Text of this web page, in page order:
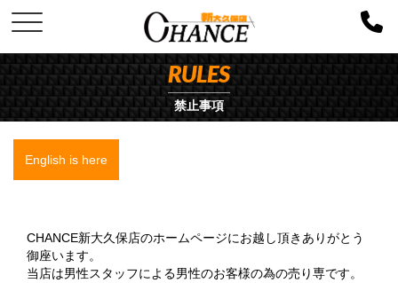
RULES
禁止事項
English is here
CHANCE新大久保店のホームページにお越し頂きありがとう
御座います。
当店は男性スタッフによる男性のお客様の為の売り専です。